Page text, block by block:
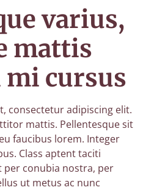
varius,
mattis
cursus
consectetur adipiscing elit.
mattis. Pellentesque sit
faucibus lorem. Integer
Class aptent taciti
conubia nostra, per
ut metus ac nunc